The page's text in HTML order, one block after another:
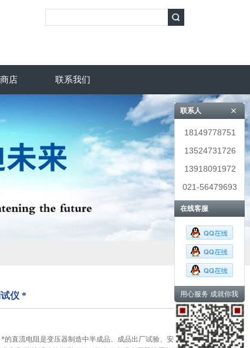
店 联系我们
仪 *
的直流电阻是变压器制造中半成品、成品出厂试验、安
联系人
18149778751
13524731726
13918091972
021-56479693
在线客服
用心服务 成就你我